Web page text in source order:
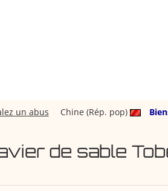
Chine (Rép. pop)
un abus
de sable